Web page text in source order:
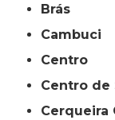
Brás
Cambuci
Centro
Centro
Cerqueira